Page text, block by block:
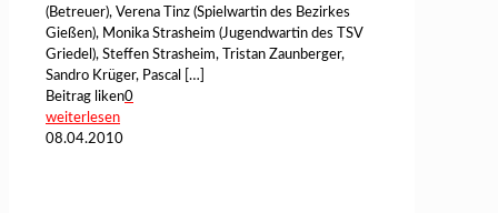
(Betreuer), Verena Tinz (Spielwartin des Bezirkes
Gießen), Monika Strasheim (Jugendwartin des TSV
Griedel), Steffen Strasheim, Tristan Zaunberger,
Sandro Krüger, Pascal
[…]
Beitrag liken0
weiterlesen
08.04.2010